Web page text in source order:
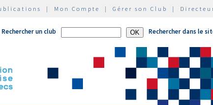
| Mon Compte | Gérer son Club |
Rechercher un club Rechercher dans le